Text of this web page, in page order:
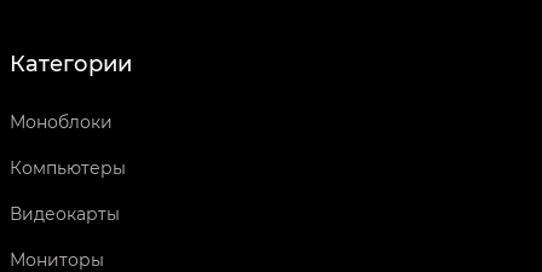
Категории
Моноблоки
Компьютеры
Видеокарты
Мониторы